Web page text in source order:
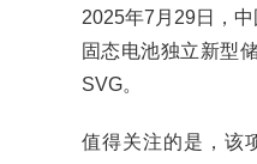
2025年7月29日，
固态电池独立新型
SVG。
值得关注的是，该